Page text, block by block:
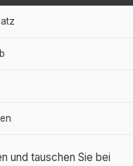
und tauschen Sie bei